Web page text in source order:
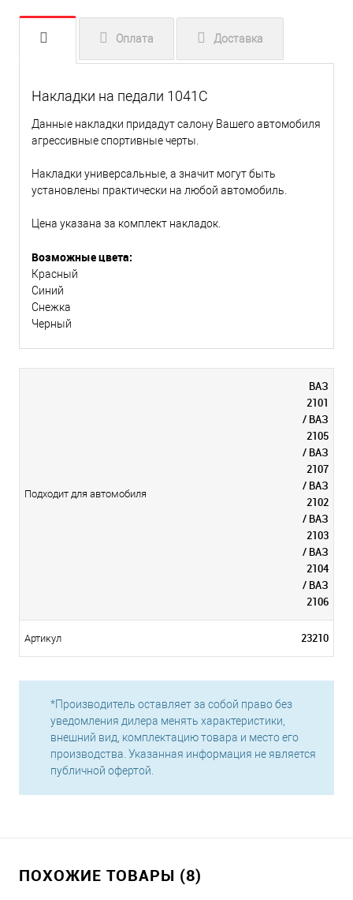
Оплата Доставка
Накладки на педали 1041С
Данные накладки придадут салону Вашего автомобиля
агрессивные спортивные черты.
Накладки универсальные, а значит могут быть
установлены практически на любой автомобиль.
Цена указана за комплект накладок.
Возможные цвета:
Красный
Синий
Снежка
Черный
Подходит для автомобиля
ВАЗ
2101
/ ВАЗ
2105
/ ВАЗ
2107
/ ВАЗ
2102
/ ВАЗ
2103
/ ВАЗ
2104
/ ВАЗ
2106
Артикул 23210
*Производитель оставляет за собой право без
уведомления дилера менять характеристики,
внешний вид, комплектацию товара и место его
производства. Указанная информация не является
публичной офертой.
ПОХОЖИЕ ТОВАРЫ (8)